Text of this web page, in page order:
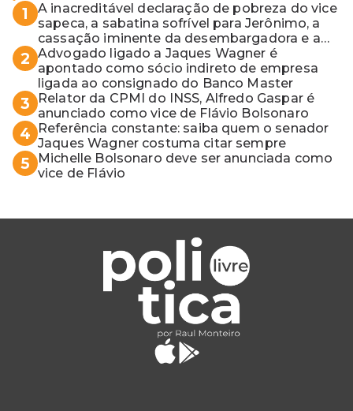
1
A inacreditável declaração de pobreza do vice
sapeca, a sabatina sofrível para Jerônimo, a
cassação iminente da desembargadora e a
vaga do Quinto para o MP baiano
2 Advogado ligado a Jaques Wagner é
apontado como sócio indireto de empresa
ligada ao consignado do Banco Master
3
Relator da CPMI do INSS, Alfredo Gaspar é
anunciado como vice de Flávio Bolsonaro
4
Referência constante: saiba quem o senador
Jaques Wagner costuma citar sempre
5
Michelle Bolsonaro deve ser anunciada como
vice de Flávio